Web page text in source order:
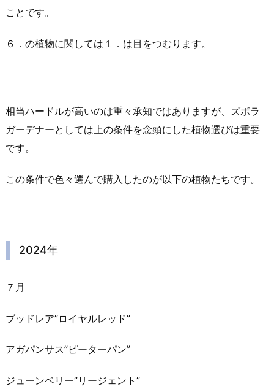
ことです。
６．の植物に関しては１．は目をつむります。
相当ハードルが高いのは重々承知ではありますが、ズボラ
ガーデナーとしては上の条件を念頭にした植物選びは重要
です。
この条件で色々選んで購入したのが以下の植物たちです。
2024年
７月
ブッドレア”ロイヤルレッド”
アガパンサス”ピーターパン”
ジューンベリー”リージェント”